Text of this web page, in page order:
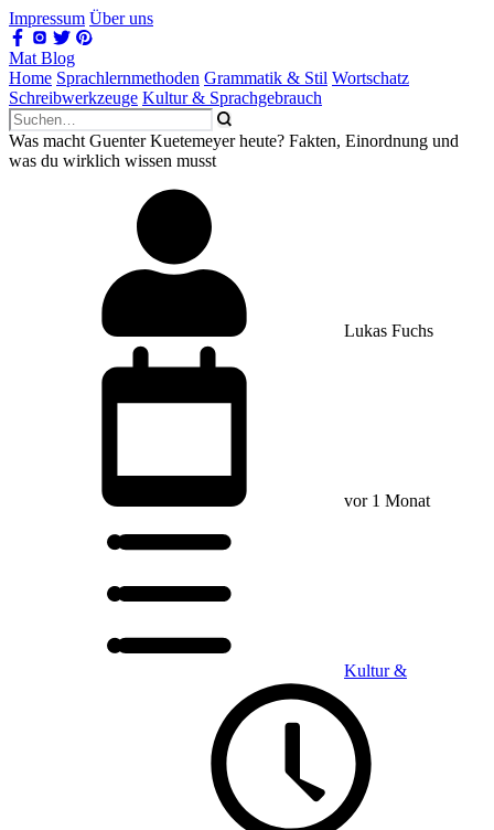
Impressum Über uns
Mat Blog
Home Sprachlernmethoden Grammatik & Stil Wortschatz
Schreibwerkzeuge Kultur & Sprachgebrauch
Was macht Guenter Kuetemeyer heute? Fakten, Einordnung und
was du wirklich wissen musst
Lukas Fuchs
vor 1 Monat
Kultur &